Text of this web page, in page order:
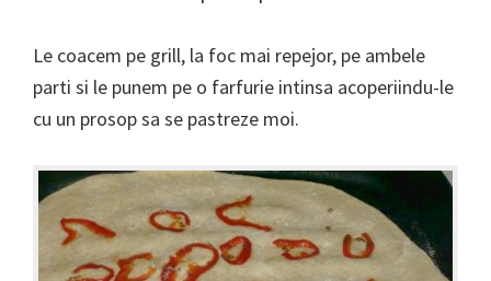
Le coacem pe grill, la foc mai repejor, pe ambele
parti si le punem pe o farfurie intinsa acoperiindu-le
cu un prosop sa se pastreze moi.